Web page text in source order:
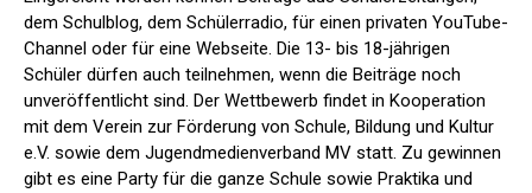
dem Schulblog, dem Schülerradio, für einen privaten YouTube-
Channel oder für eine Webseite. Die 13- bis 18-jährigen
Schüler dürfen auch teilnehmen, wenn die Beiträge noch
unveröffentlicht sind. Der Wettbewerb findet in Kooperation
mit dem Verein zur Förderung von Schule, Bildung und Kultur
e.V. sowie dem Jugendmedienverband MV statt. Zu gewinnen
gibt es eine Party für die ganze Schule sowie Praktika und